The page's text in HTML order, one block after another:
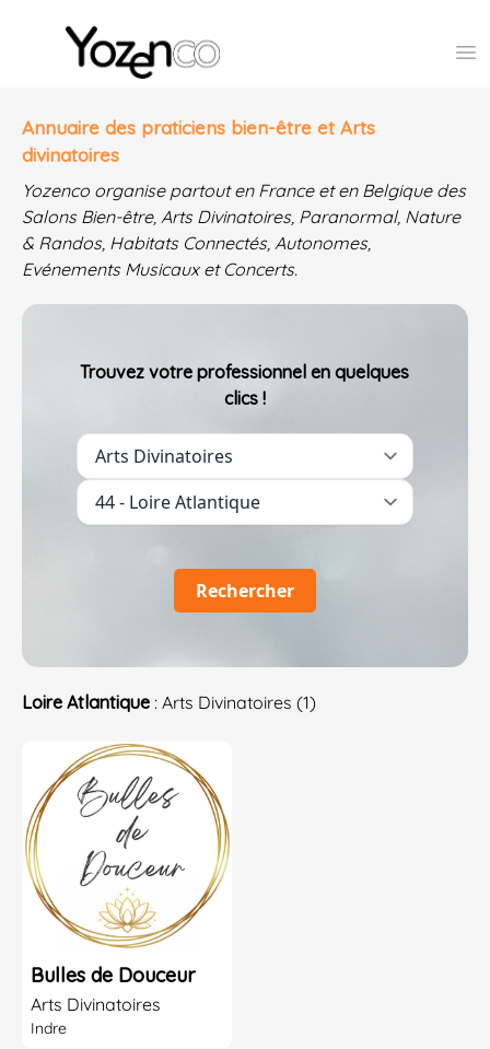
Yozenco - Organisateur de Salons, Evénements et
Annuaire des praticiens bien-être et Arts
divinatoires
Yozenco organise partout en France et en Belgique des
Salons Bien-être, Arts Divinatoires, Paranormal, Nature
& Randos, Habitats Connectés, Autonomes,
Evénements Musicaux et Concerts.
Trouvez votre professionnel en quelques
clics !
Rechercher
Loire Atlantique : Arts Divinatoires (1)
Bulles de Douceur
Arts Divinatoires
Indre